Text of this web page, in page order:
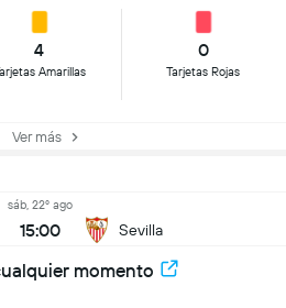
4
Amarillas
0
Tarjetas Rojas
Ver más
sáb, 22º ago
15:00 Sevilla
momento